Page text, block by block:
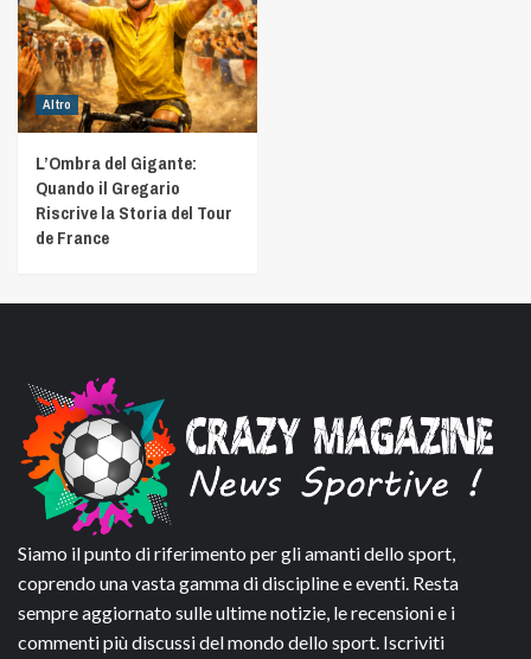
Altro
L’Ombra del Gigante:
Quando il Gregario
Riscrive la Storia del Tour
de France
Siamo il punto di riferimento per gli amanti dello sport,
coprendo una vasta gamma di discipline e eventi. Resta
sempre aggiornato sulle ultime notizie, le recensioni e i
commenti più discussi del mondo dello sport. Iscriviti